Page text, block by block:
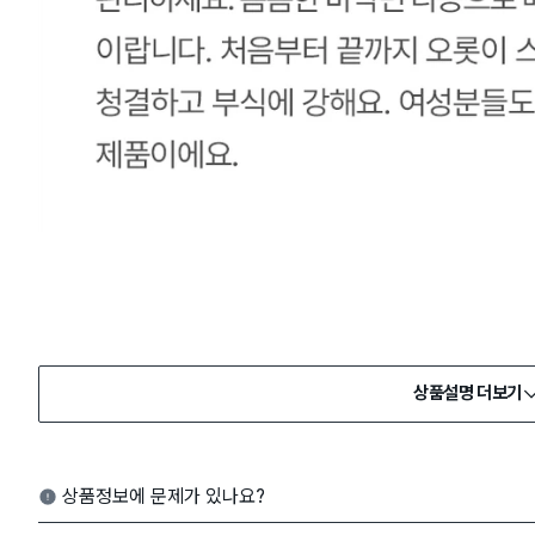
상품설명 더보기
상품정보에 문제가 있나요?